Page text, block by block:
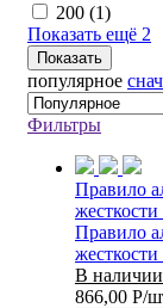
200 (1)
Показать ещё 2
популярное
Фильтры
Правило
Правило
В
866,00 Р/